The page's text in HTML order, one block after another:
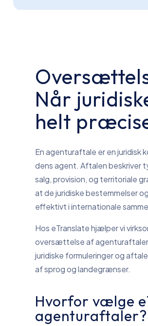
Når
helt
En agenturaftale er en
dens agent. Aftalen beskriver
salg, provision, og territoriale
at de juridiske bestemmelser
effektivt i internationale
Hos eTranslate hjælper vi
oversættelse af
juridiske formuleringer og
af sprog og landegrænser.
Hvorfor vælge
agenturaftaler?